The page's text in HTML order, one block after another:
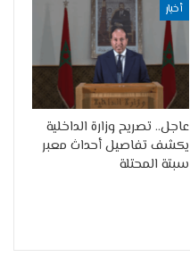
أخبار
عاجل.. تصريح وزارة الداخلية
يكشف تفاصيل أحداث معبر
سبتة المحتلة